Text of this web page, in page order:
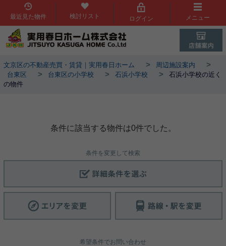
最近見た物件 検討リスト ログイン メニュー
文京区の不動産売買・賃貸｜実用春日ホーム > 周辺施設案内 >
台東区 > 台東区の小学校 > 石浜小学校 >
石浜小学校の近く
の物件
条件に該当する物件は0件でした。
条件を変更して検索
希望条件でお問い合わせ